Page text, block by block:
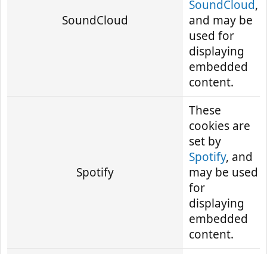
SoundCloud
SoundCloud,
and may be
used for
displaying
embedded
content.
Spotify
These
cookies are
set by
Spotify, and
may be used
for
displaying
embedded
content.